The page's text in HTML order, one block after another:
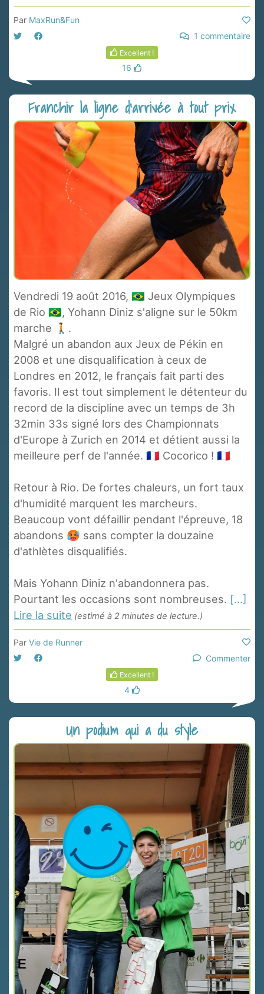
Par MaxRun&Fun
1 commentaire
Excellent !
16
Franchir la ligne d'arrivée à tout prix
Vendredi 19 août 2016, 🇧🇷 Jeux Olympiques
de Rio 🇧🇷, Yohann Diniz s'aligne sur le 50km
marche 🚶.
Malgré un abandon aux Jeux de Pékin en
2008 et une disqualification à ceux de
Londres en 2012, le français fait parti des
favoris. Il est tout simplement le détenteur du
record de la discipline avec un temps de 3h
32min 33s signé lors des Championnats
d'Europe à Zurich en 2014 et détient aussi la
meilleure perf de l'année. 🇫🇷 Cocorico ! 🇫🇷
Retour à Rio. De fortes chaleurs, un fort taux
d'humidité marquent les marcheurs.
Beaucoup vont défaillir pendant l'épreuve, 18
abandons 🥵 sans compter la douzaine
d'athlètes disqualifiés.
Mais Yohann Diniz n'abandonnera pas.
Pourtant les occasions sont nombreuses. [...]
Lire la suite (estimé à 2 minutes de lecture.)
Par Vie de Runner
Commenter
Excellent !
4
Un podium qui a du style